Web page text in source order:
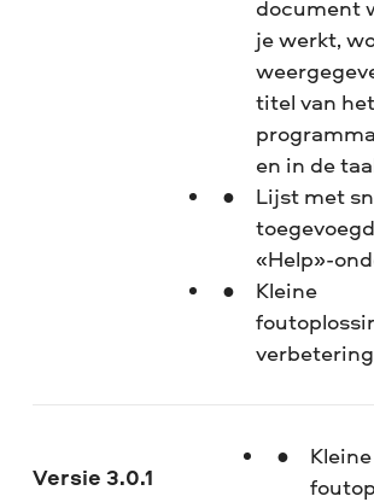
document
je werkt,
titel van het
en in de
Lijst met
«Help»-
Kleine
Versie 3.0.1
Kleine